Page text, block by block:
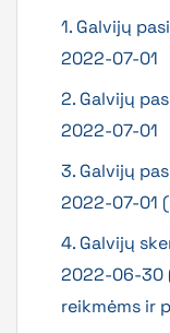
1. Galvijų
2022-07-01
2. Galvijų
2022-07-01
3. Galvijų
2022-07-01
4. Galvijų
2022-06-30
reikmėms ir